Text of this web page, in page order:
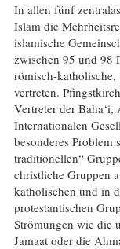
In allen fünf
Islam die
islamische
zwischen 95 und 98
römisch-katholische,
vertreten.
Vertreter der
Internationalen
besonderes Problem
traditionellen“
christliche Gruppen
katholischen und in
protestantischen
Strömungen wie die
Jamaat oder die